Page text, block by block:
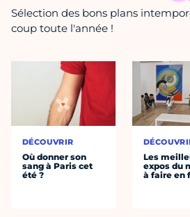
Sélection des bons plans
coup toute l'année !
DÉCOUVRIR
Où donner son
sang à Paris cet
été ?
Les
expos du
à faire en